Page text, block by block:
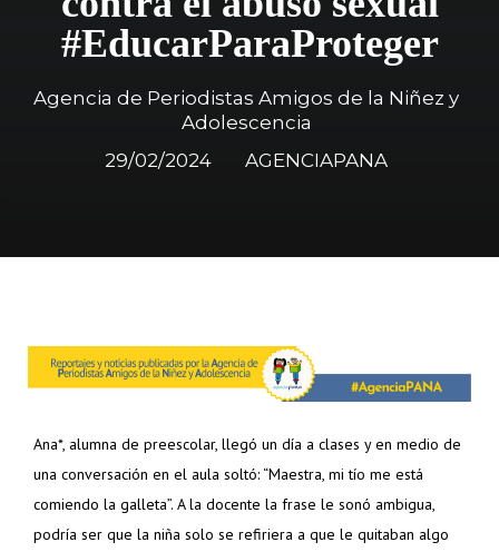
#EducarParaProteger
Agencia de Periodistas Amigos de la Niñez y
Adolescencia
29/02/2024
AGENCIAPANA
Ana*, alumna de preescolar, llegó un día a clases y en medio de
una conversación en el aula soltó: “Maestra, mi tío me está
comiendo la galleta”. A la docente la frase le sonó ambigua,
podría ser que la niña solo se refiriera a que le quitaban algo